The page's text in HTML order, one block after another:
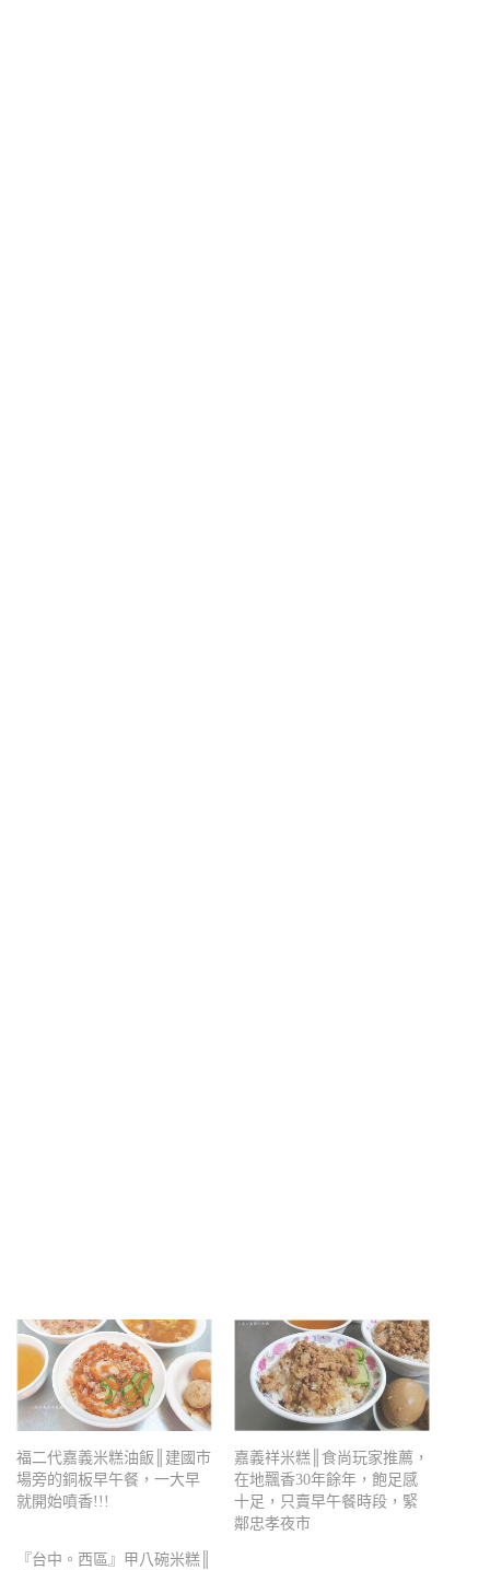
福二代嘉義米糕油飯║建國市
場旁的銅板早午餐，一大早
就開始噴香!!!
嘉義祥米糕║食尚玩家推薦，
在地飄香30年餘年，飽足感
十足，只賣早午餐時段，緊
鄰忠孝夜市
『台中。西區』甲八碗米糕║